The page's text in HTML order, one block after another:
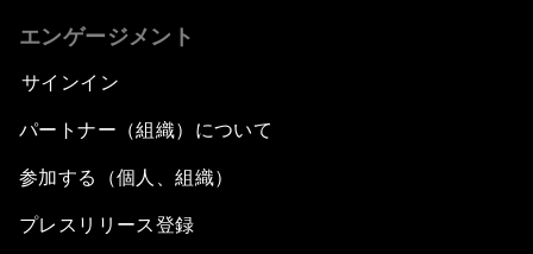
エンゲージメント
サインイン
パートナー（組織）について
参加する（個人、組織）
プレスリリース登録